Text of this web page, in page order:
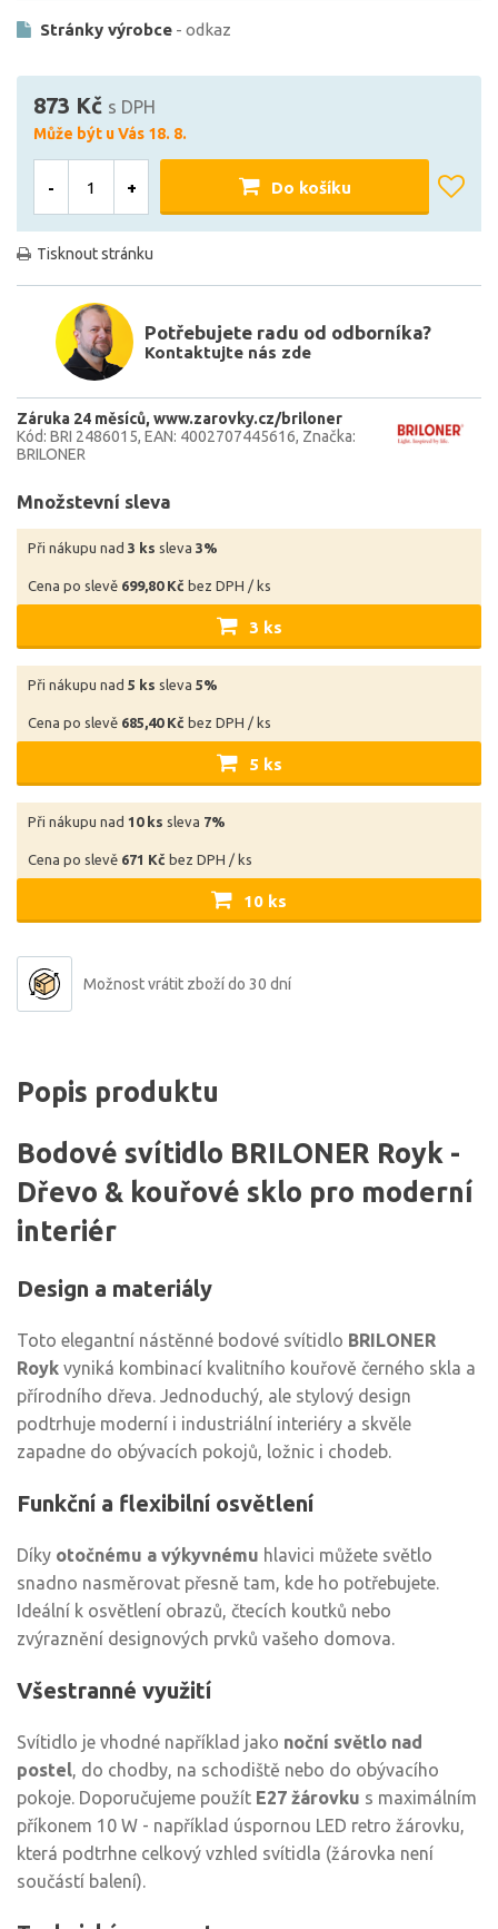
Stránky výrobce - odkaz
873 Kč s DPH
Může být u Vás 18. 8.
- + Do košíku
Tisknout stránku
Potřebujete radu od odborníka?
Kontaktujte nás zde
Záruka 24 měsíců www.zarovky.cz/briloner
Kód: BRI 2486015 EAN: 4002707445616 Značka:
BRILONER
Množstevní sleva
Při nákupu nad 3 ks sleva 3%
Cena po slevě 699,80 Kč bez DPH / ks
3 ks
Při nákupu nad 5 ks sleva 5%
Cena po slevě 685,40 Kč bez DPH / ks
5 ks
Při nákupu nad 10 ks sleva 7%
Cena po slevě 671 Kč bez DPH / ks
10 ks
Možnost vrátit zboží do 30 dní
Popis produktu
Bodové svítidlo BRILONER Royk -
Dřevo & kouřové sklo pro moderní
interiér
Design a materiály
Toto elegantní nástěnné bodové svítidlo BRILONER
Royk vyniká kombinací kvalitního kouřově černého skla a
přírodního dřeva. Jednoduchý, ale stylový design
podtrhuje moderní i industriální interiéry a skvěle
zapadne do obývacích pokojů, ložnic i chodeb.
Funkční a flexibilní osvětlení
Díky otočnému a výkyvnému hlavici můžete světlo
snadno nasměrovat přesně tam, kde ho potřebujete.
Ideální k osvětlení obrazů, čtecích koutků nebo
zvýraznění designových prvků vašeho domova.
Všestranné využití
Svítidlo je vhodné například jako noční světlo nad
postel, do chodby, na schodiště nebo do obývacího
pokoje. Doporučujeme použít E27 žárovku s maximálním
příkonem 10 W - například úspornou LED retro žárovku,
která podtrhne celkový vzhled svítidla (žárovka není
součástí balení).